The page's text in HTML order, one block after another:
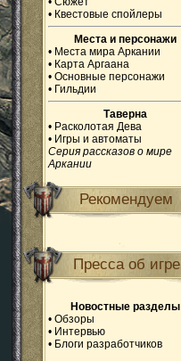
• Квестовые спойлеры
Места и персонажи
• Места мира Аркании
• Карта Аргаана
• Основные персонажи
• Гильдии
Таверна
• Расколотая Дева
• Игры и автоматы
Серия рассказов о мире
Аркании
Рекомендуем
Пресса об игре
Новостные разделы
• Обзоры
• Интервью
• Блоги разработчиков